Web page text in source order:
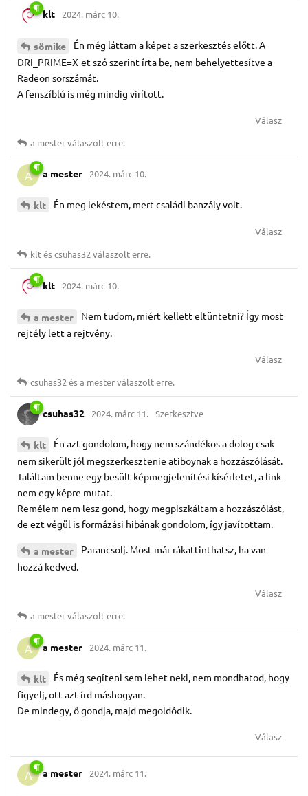
klt 2024. márc 10.
sömike
Én még láttam a képet a szerkesztés előtt. A
DRI_PRIME=X-et szó szerint írta be, nem behelyettesítve a
Radeon sorszámát.
A fenszíblú is még mindig virított.
Válasz
a mesterválaszolt erre.
A a mester 2024. márc 10.
klt Én meg lekéstem, mert családi banzály volt.
Válasz
kltéscsuhas32 válaszolt erre.
klt 2024. márc 10.
a mester
Nem tudom, miért kellett eltüntetni? Így most
rejtély lett a rejtvény.
Válasz
csuhas32 ésa mesterválaszolt erre.
csuhas32 2024. márc 11. Szerkesztve
klt
Én azt gondolom, hogy nem szándékos a dolog csak
nem sikerült jól megszerkesztenie atiboynak a hozzászólását.
Találtam benne egy besült képmegjelenítési kísérletet, a link
nem egy képre mutat.
Remélem nem lesz gond, hogy megpiszkáltam a hozzászólást,
de ezt végül is formázási hibának gondolom, így javítottam.
a mester
Parancsolj. Most már rákattinthatsz, ha van
hozzá kedved.
Válasz
a mesterválaszolt erre.
A a mester 2024. márc 11.
klt
És még segíteni sem lehet neki, nem mondhatod, hogy
figyelj, ott azt írd máshogyan.
De mindegy, ő gondja, majd megoldódik.
Válasz
A a mester 2024. márc 11.